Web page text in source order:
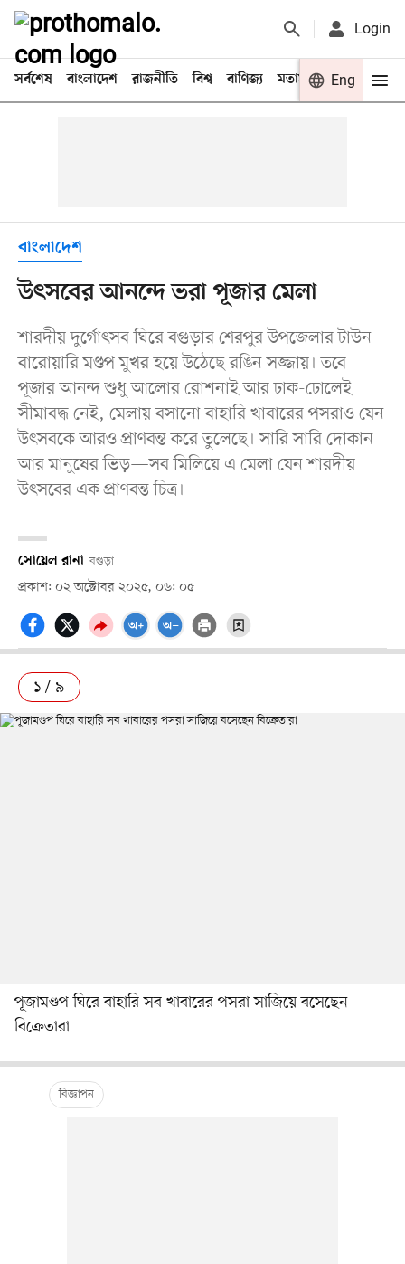
Login
সর্বশেষ বাংলাদেশ রাজনীতি বিশ্ব বাণিজ্য মতামত খেলা
Eng
বাংলাদেশ
উৎসবের আনন্দে ভরা পূজার মেলা
শারদীয় দুর্গোৎসব ঘিরে বগুড়ার শেরপুর উপজেলার টাউন
বারোয়ারি মণ্ডপ মুখর হয়ে উঠেছে রঙিন সজ্জায়। তবে
পূজার আনন্দ শুধু আলোর রোশনাই আর ঢাক-ঢোলেই
সীমাবদ্ধ নেই, মেলায় বসানো বাহারি খাবারের পসরাও যেন
উৎসবকে আরও প্রাণবন্ত করে তুলেছে। সারি সারি দোকান
আর মানুষের ভিড়—সব মিলিয়ে এ মেলা যেন শারদীয়
উৎসবের এক প্রাণবন্ত চিত্র।
সোয়েল রানা বগুড়া
প্রকাশ: ০২ অক্টোবর ২০২৫, ০৬: ০৫
১ / ৯
পূজামণ্ডপ ঘিরে বাহারি সব খাবারের পসরা সাজিয়ে বসেছেন
বিক্রেতারা